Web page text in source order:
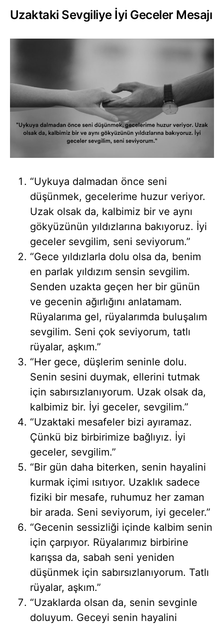
Uzaktaki Sevgiliye İyi Geceler Mesajı
“Uykuya dalmadan önce seni
düşünmek, gecelerime huzur veriyor.
Uzak olsak da, kalbimiz bir ve aynı
gökyüzünün yıldızlarına bakıyoruz. İyi
geceler sevgilim, seni seviyorum.”
“Gece yıldızlarla dolu olsa da, benim
en parlak yıldızım sensin sevgilim.
Senden uzakta geçen her bir günün
ve gecenin ağırlığını anlatamam.
Rüyalarıma gel, rüyalarımda buluşalım
sevgilim. Seni çok seviyorum, tatlı
rüyalar, aşkım.”
“Her gece, düşlerim seninle dolu.
Senin sesini duymak, ellerini tutmak
için sabırsızlanıyorum. Uzak olsak da,
kalbimiz bir. İyi geceler, sevgilim.”
“Uzaktaki mesafeler bizi ayıramaz.
Çünkü biz birbirimize bağlıyız. İyi
geceler, sevgilim.”
“Bir gün daha biterken, senin hayalini
kurmak içimi ısıtıyor. Uzaklık sadece
fiziki bir mesafe, ruhumuz her zaman
bir arada. Seni seviyorum, iyi geceler.”
“Gecenin sessizliği içinde kalbim senin
için çarpıyor. Rüyalarımız birbirine
karışsa da, sabah seni yeniden
düşünmek için sabırsızlanıyorum. Tatlı
rüyalar, aşkım.”
“Uzaklarda olsan da, senin sevginle
doluyum. Geceyi senin hayalini